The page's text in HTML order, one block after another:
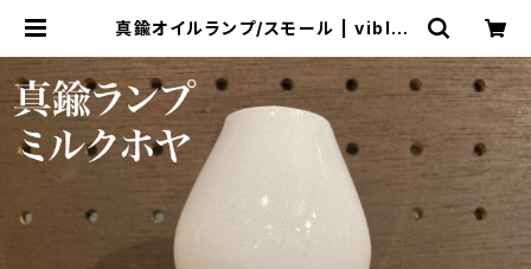
真鍮オイルランプ/スモール | viblan